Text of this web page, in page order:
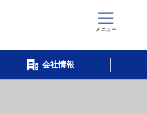
会社情報